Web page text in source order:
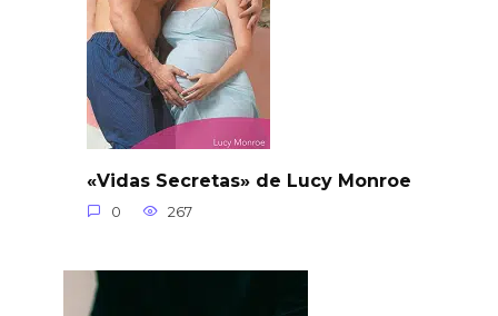
«Vidas Secretas» de Lucy Monroe
0 267